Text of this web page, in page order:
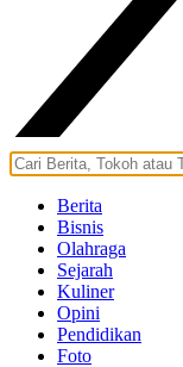
Berita
Bisnis
Olahraga
Sejarah
Kuliner
Opini
Pendidikan
Foto